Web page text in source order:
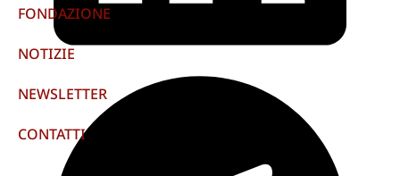
FONDAZIONE
NOTIZIE
NEWSLETTER
CONTATTI